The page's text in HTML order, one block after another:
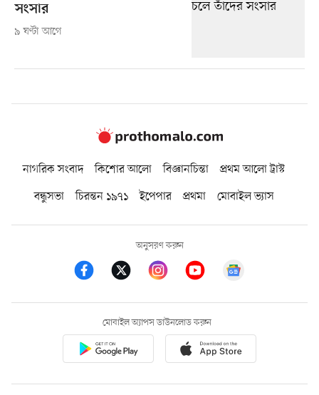
সংসার
৯ ঘণ্টা আগে
নাগরিক সংবাদ কিশোর আলো বিজ্ঞানচিন্তা
প্রথম আলো ট্রাস্ট
বন্ধুসভা
চিরন্তন ১৯৭১ ইপেপার প্রথমা মোবাইল ভ্যাস
অনুসরণ করুন
মোবাইল অ্যাপস ডাউনলোড করুন